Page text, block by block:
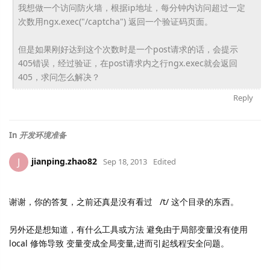
我想做一个访问防火墙，根据ip地址， 每分钟内访问超过一定
次数用ngx.exec("/captcha") 返回一个验证码页面。
但是如果刚好达到这个次数时是一个post请求的话， 会提示
405错误，经过验证，在post请求内之行ngx.exec就会返回
405，求问怎么解决？
Reply
In 开发环境准备
J jianping.zhao82 Sep 18, 2013 Edited
谢谢，你的答复，之前还真是没有看过 /t/ 这个目录的东西。
另外还是想知道，有什么工具或方法 避免由于局部变量没有使用
local 修饰导致 变量变成全局变量,进而引起线程安全问题。